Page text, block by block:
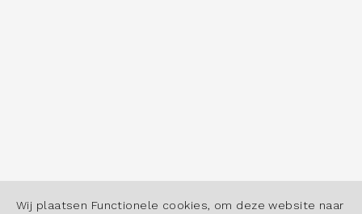
Wij plaatsen Functionele cookies, om deze website naar